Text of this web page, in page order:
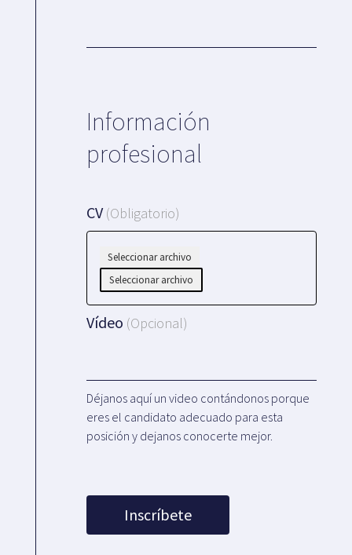
Información
profesional
CV (Obligatorio)
Vídeo (Opcional)
Déjanos aquí un video contándonos porque
eres el candidato adecuado para esta
posición y dejanos conocerte mejor.
Inscríbete